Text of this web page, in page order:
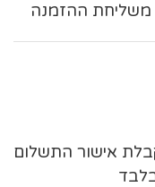
אישור התשלום